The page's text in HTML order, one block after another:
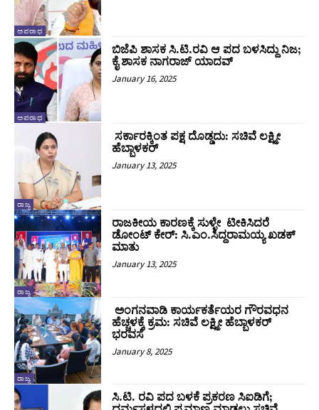
ಅಪರಾಧ
ಅಪರಾಧ
ಬಿಜೆಪಿ ಶಾಸಕ ಸಿ.ಟಿ.ರವಿ ಆ ಪದ ಬಳಸಿದ್ದು ನಿಜ;
ಕೈ ಶಾಸಕ ನಾಗರಾಜ್‌ ಯಾದವ್‌
January 16, 2025
ರಾಜ್ಯ
ಸರ್ಕಾರಕ್ಕಿಂತ ಪಕ್ಷ ದೊಡ್ಡದು: ಸಚಿವೆ ಲಕ್ಷ್ಮೀ
ಹೆಬ್ಬಾಳಕರ್
January 13, 2025
ರಾಜ್ಯ
ರಾಜಕೀಯ ಕಾರಣಕ್ಕೆ ಸುಳ್ಳೇ ಟೀಕಿಸಿದರೆ
ಡೋಂಟ್ ಕೇರ್: ಸಿ.ಎಂ.ಸಿದ್ದರಾಮಯ್ಯ ಖಡಕ್‌
ಮಾತು
January 13, 2025
ರಾಜ್ಯ
ಅಂಗನವಾಡಿ ಕಾರ್ಯಕರ್ತೆಯರ ಗೌರವಧನ
ಹೆಚ್ಚಳಕ್ಕೆ ಕ್ರಮ: ಸಚಿವೆ ಲಕ್ಷ್ಮೀ ಹೆಬ್ಬಾಳಕರ್
ಭರವಸೆ
January 8, 2025
ಸಿ.ಟಿ. ರವಿ ಪದ ಬಳಕೆ ಪ್ರಕರಣ ಸಿಐಡಿಗೆ;